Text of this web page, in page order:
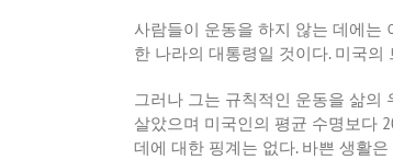
사람들이 운동을 하지 않는 데에는
한 나라의 대통령일 것이다. 미국의
그러나 그는 규칙적인 운동을 삶의
살았으며 미국인의 평균 수명보다
데에 대한 핑계는 없다. 바쁜 생활